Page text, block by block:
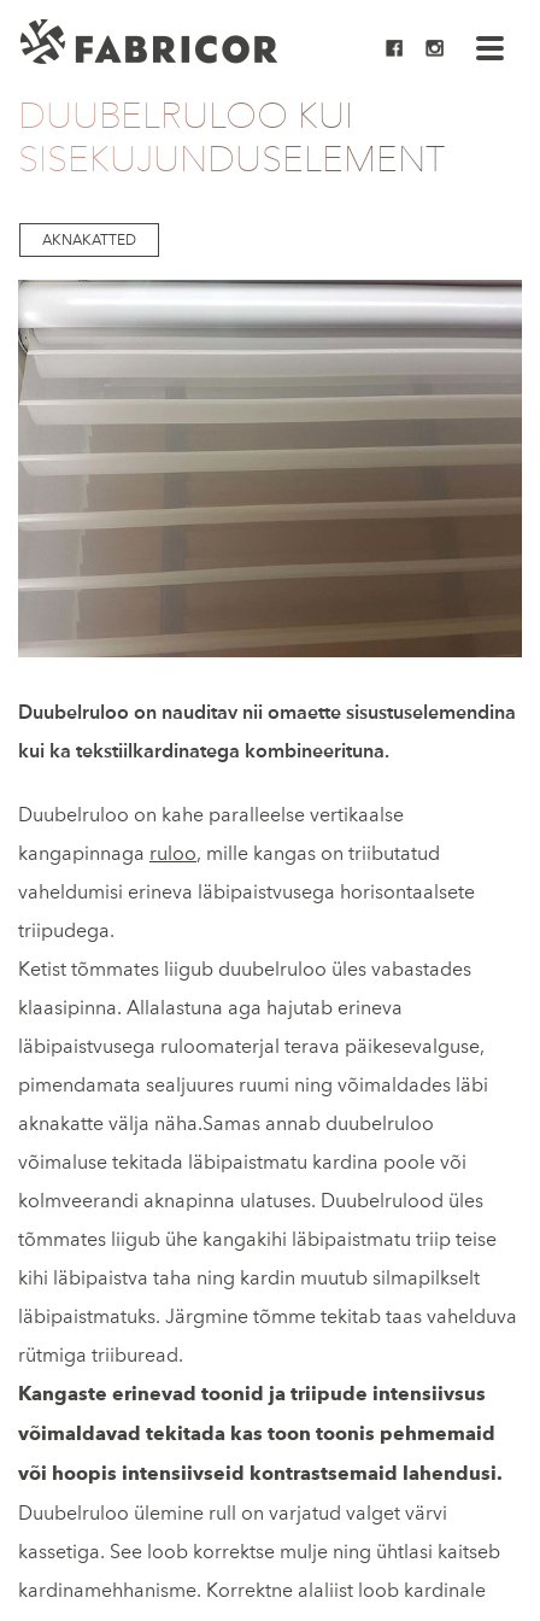
DUUBELRULOO KUI
SISEKUJUNDUSELEMENT
AKNAKATTED
Duubelruloo on nauditav nii omaette sisustuselemendina
kui ka tekstiilkardinatega kombineerituna.
Duubelruloo on kahe paralleelse vertikaalse
kangapinnaga ruloo, mille kangas on triibutatud
vaheldumisi erineva läbipaistvusega horisontaalsete
triipudega.
Ketist tõmmates liigub duubelruloo üles vabastades
klaasipinna. Allalastuna aga hajutab erineva
läbipaistvusega ruloomaterjal terava päikesevalguse,
pimendamata sealjuures ruumi ning võimaldades läbi
aknakatte välja näha.Samas annab duubelruloo
võimaluse tekitada läbipaistmatu kardina poole või
kolmveerandi aknapinna ulatuses. Duubelrulood üles
tõmmates liigub ühe kangakihi läbipaistmatu triip teise
kihi läbipaistva taha ning kardin muutub silmapilkselt
läbipaistmatuks. Järgmine tõmme tekitab taas vahelduva
rütmiga triiburead.
Kangaste erinevad toonid ja triipude intensiivsus
võimaldavad tekitada kas toon toonis pehmemaid
või hoopis intensiivseid kontrastsemaid lahendusi.
Duubelruloo ülemine rull on varjatud valget värvi
kassetiga. See loob korrektse mulje ning ühtlasi kaitseb
kardinamehhanisme. Korrektne alaliist loob kardinale